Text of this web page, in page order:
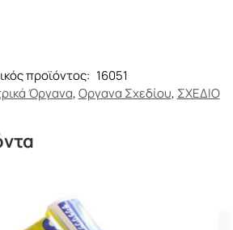
προϊόντος: 16051
Όργανα,Οργανα Σχεδίου, ΣΧΕΔΙΟ